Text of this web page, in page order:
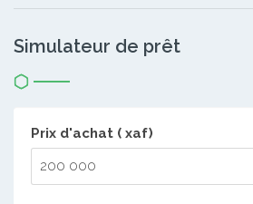
Simulateur de prêt
Prix d'achat ( xaf)